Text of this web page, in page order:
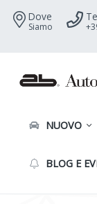
Dove
Siamo
NUOVO
BLOG E